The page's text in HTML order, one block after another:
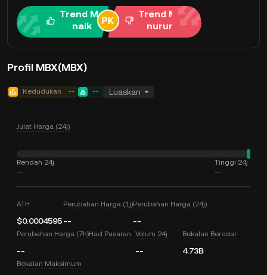
Trend Me
naik
Trend Me
nurun
Profil MBX(MBX)
Kedudukan -- -- Luaskan
Julat Harga (24j)
Rendah 24j
--
Tinggi 24j
--
ATH
$0.0004595
Perubahan Harga (1j)
--
Perubahan Harga (24j)
--
Perubahan Harga (7h)
--
Had Pasaran Volum 24j
--
Bekalan Beredar
4.73B
Bekalan Maksimum